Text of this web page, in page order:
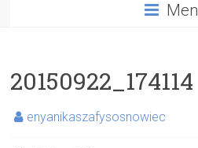
20150922_174114
enyanikaszafysosnowiec